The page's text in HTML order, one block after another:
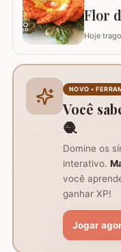
Flor
Hoje
seu
mesa ou
NOVO •
Você
🧶
Domine os
interativo.
você
ganhar XP!
Jogar